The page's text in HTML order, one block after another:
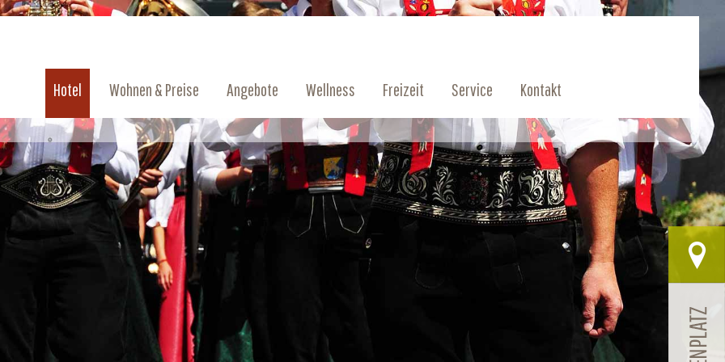
Hotel Wohnen & Preise Angebote Wellness Freizeit Service Kontakt